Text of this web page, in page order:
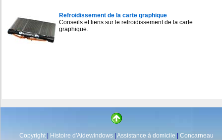
Refroidissement de la carte graphique
Conseils et liens sur le refroidissement de la carte
graphique.
Copyright| Histoire d'Aidewindows Assistance à domicile Concarneau